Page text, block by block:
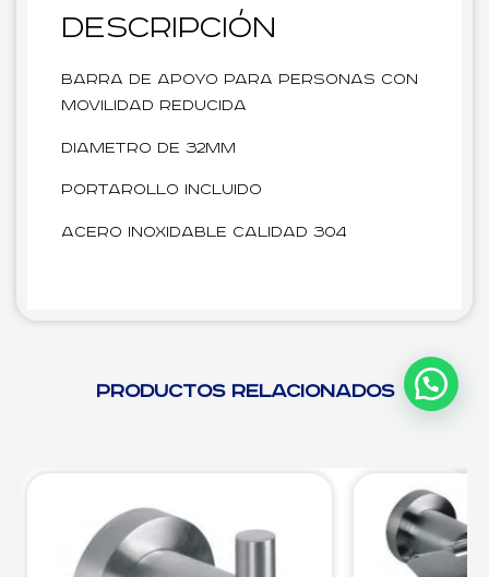
Descripción
Barra de apoyo para personas con
movilidad reducida
Diametro de 32mm
Portarollo incluido
Acero inoxidable calidad 304
Productos relacionados